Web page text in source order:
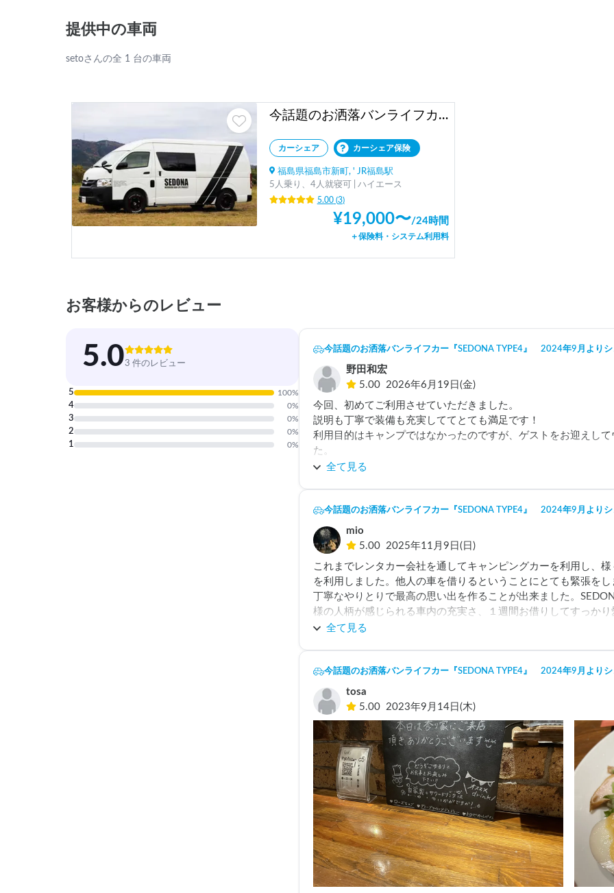
提供中の車両
setoさんの全 1 台の車両
今話題のお洒落バンライフカー『SEDONA TYPE4』 2024年9月よりシェア再開します！
カーシェア カーシェア保険
福島県福島市新町, ' JR福島駅
5人乗り、4人就寝可 | ハイエース
5.00(3)
¥19,000〜/24時間
＋保険料・システム利用料
お客様からのレビュー
5.03 件のレビュー
5 100%
4 0%
3 0%
2 0%
1 0%
今話題のお洒落バンライフカー『SEDONA TYPE4』 2024年9月より
野田和宏
5.00 2026年6月19日(金)
今回、初めてご利用させていただきました。
説明も丁寧で装備も充実しててとても満足です！
利用目的はキャンプではなかったのですが、ゲストをお迎えし
た。
ゲストにも満足いただき、周りの方からも評判がよく参考にして
全て見る
今話題のお洒落バンライフカー『SEDONA TYPE4』 2024年9月より
mio
5.00 2025年11月9日(日)
これまでレンタカー会社を通してキャンピングカーを利用し、
を利用しました。他人の車を借りるということにとても緊張を
丁寧なやりとりで最高の思い出を作ることが出来ました。
様の人柄が感じられる車内の充実さ、１週間お借りしてすっか
えない、プラスアルファな特別な出会いと体験がありました。
全て見る
今話題のお洒落バンライフカー『SEDONA TYPE4』 2024年9月より
tosa
5.00 2023年9月14日(木)